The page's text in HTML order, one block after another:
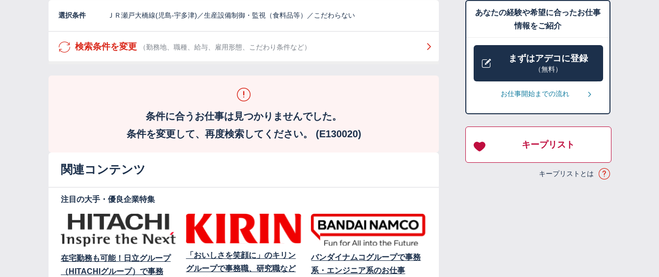
選択条件 ＪＲ瀬戸大橋線(児島-宇多津)／生産設備制御・監視（食料品等）／こだわらない
検索条件を変更 （勤務地、職種、給与、雇用形態、こだわり条件など）
条件に合うお仕事は見つかりませんでした。
条件を変更して、再度検索してください。 (E130020)
関連コンテンツ
注目の大手・優良企業特集
在宅勤務も可能！日立グループ
（HITACHIグループ）で事務
「おいしさを笑顔に」のキリン
グループで事務職、研究職など
バンダイナムコグループで事務
系・エンジニア系のお仕事
あなたの経験や希望に合ったお仕事
情報をご紹介
まずはアデコに登録
（無料）
お仕事開始までの流れ
キープリスト
キープリストとは